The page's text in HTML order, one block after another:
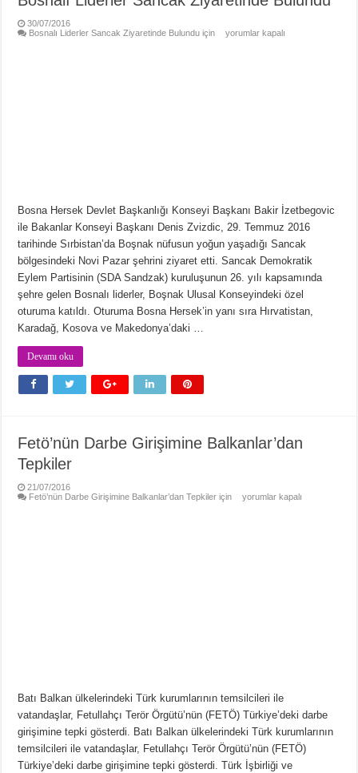
30/07/2016
Bosnalı Liderler Sancak Ziyaretinde Bulundu için
yorumlar kapalı
Bosna Hersek Devlet Başkanlığı Konseyi Başkanı Bakir İzetbegovic
ile Bakanlar Konseyi Başkanı Denis Zvizdic, 29. Temmuz 2016
tarihinde Sırbistan’da Boşnak nüfusun yoğun yaşadığı Sancak
bölgesindeki Novi Pazar şehrini ziyaret etti. Sancak Demokratik
Eylem Partisinin (SDA Sandzak) kuruluşunun 26. yılı kapsamında
şehre gelen Bosnalı liderler, Boşnak Ulusal Konseyindeki özel
oturuma katıldı. Oturuma Bosna Hersek’in yanı sıra Hırvatistan,
Karadağ, Kosova ve Makedonya’daki …
Devamı oku
Fetö’nün Darbe Girişimine Balkanlar’dan
Tepkiler
21/07/2016
Fetö’nün Darbe Girişimine Balkanlar’dan Tepkiler için
yorumlar kapalı
Batı Balkan ülkelerindeki Türk kurumlarının temsilcileri ile
vatandaşlar, Fetullahçı Terör Örgütü’nün (FETÖ) Türkiye’deki darbe
girişimine tepki gösterdi. Batı Balkan ülkelerindeki Türk kurumlarının
temsilcileri ile vatandaşlar, Fetullahçı Terör Örgütü’nün (FETÖ)
Türkiye’deki darbe girişimine tepki gösterdi. Türk İşbirliği ve